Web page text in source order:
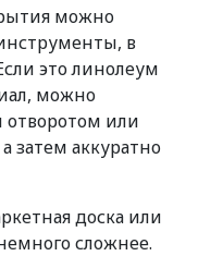
можно
в
это линолеум
можно
отворотом или
затем аккуратно
доска или
сложнее.